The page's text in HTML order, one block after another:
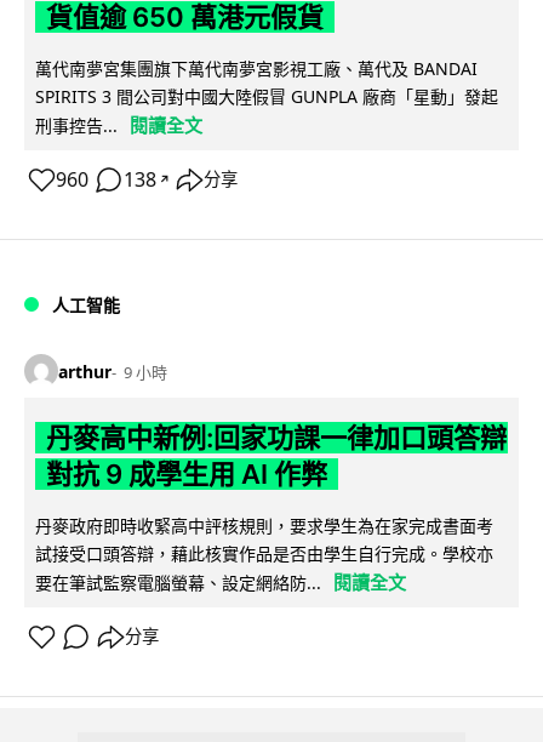
貨值逾 650 萬港元假貨
萬代南夢宮集團旗下萬代南夢宮影視工廠、萬代及 BANDAI
SPIRITS 3 間公司對中國大陸假冒 GUNPLA 廠商「星動」發起
刑事控告...
閱讀全文
960 138 ↗ 分享
人工智能
arthur 9 小時
丹麥高中新例:回家功課一律加口頭答辯
對抗 9 成學生用 AI 作弊
丹麥政府即時收緊高中評核規則，要求學生為在家完成書面考
試接受口頭答辯，藉此核實作品是否由學生自行完成。學校亦
要在筆試監察電腦螢幕、設定網絡防...
閱讀全文
分享